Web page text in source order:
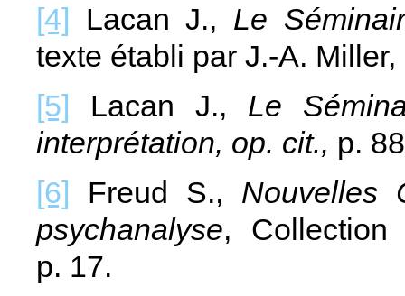
[4] Lacan J., Le
texte établi par J.-A.
[5] Lacan J., Le
interprétation, op. cit., p.
[6] Freud S., Nouvelles
psychanalyse, Collection
p. 17.